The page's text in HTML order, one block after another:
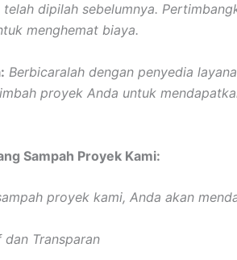
dipilah sebelumnya.
menghemat biaya.
Berbicaralah dengan penyedia
proyek Anda untuk
Sampah Proyek Kami:
proyek kami, Anda akan
Transparan